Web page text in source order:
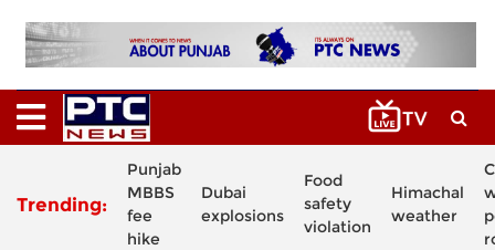
Trending:
Punjab
MBBS
fee
hike
Dubai
explosions
Food
safety
violation
Himachal
weather